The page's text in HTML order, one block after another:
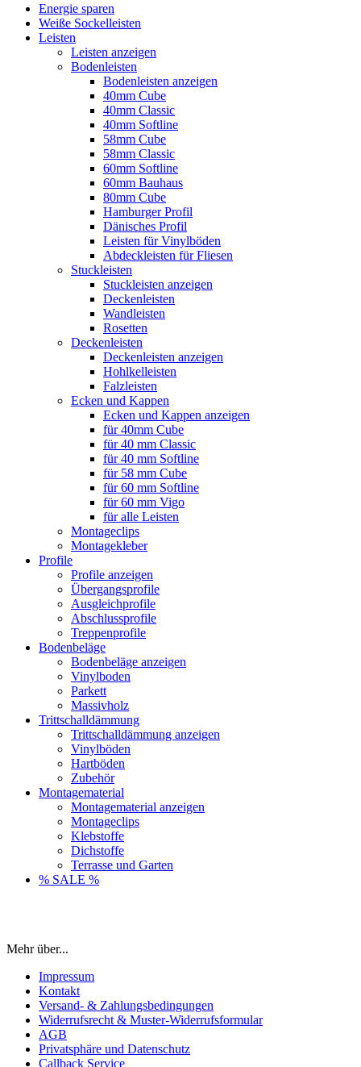
Energie sparen
Weiße Sockelleisten
Leisten
Leisten anzeigen
Bodenleisten
Bodenleisten anzeigen
40mm Cube
40mm Classic
40mm Softline
58mm Cube
58mm Classic
60mm Softline
60mm Bauhaus
80mm Cube
Hamburger Profil
Dänisches Profil
Leisten für Vinylböden
Abdeckleisten für Fliesen
Stuckleisten
Stuckleisten anzeigen
Deckenleisten
Wandleisten
Rosetten
Deckenleisten
Deckenleisten anzeigen
Hohlkelleisten
Falzleisten
Ecken und Kappen
Ecken und Kappen anzeigen
für 40mm Cube
für 40 mm Classic
für 40 mm Softline
für 58 mm Cube
für 60 mm Softline
für 60 mm Vigo
für alle Leisten
Montageclips
Montagekleber
Profile
Profile anzeigen
Übergangsprofile
Ausgleichprofile
Abschlussprofile
Treppenprofile
Bodenbeläge
Bodenbeläge anzeigen
Vinylboden
Parkett
Massivholz
Trittschalldämmung
Trittschalldämmung anzeigen
Vinylböden
Hartböden
Zubehör
Montagematerial
Montagematerial anzeigen
Montageclips
Klebstoffe
Dichstoffe
Terrasse und Garten
% SALE %
Mehr über...
Impressum
Kontakt
Versand- & Zahlungsbedingungen
Widerrufsrecht & Muster-Widerrufsformular
AGB
Privatsphäre und Datenschutz
Callback Service